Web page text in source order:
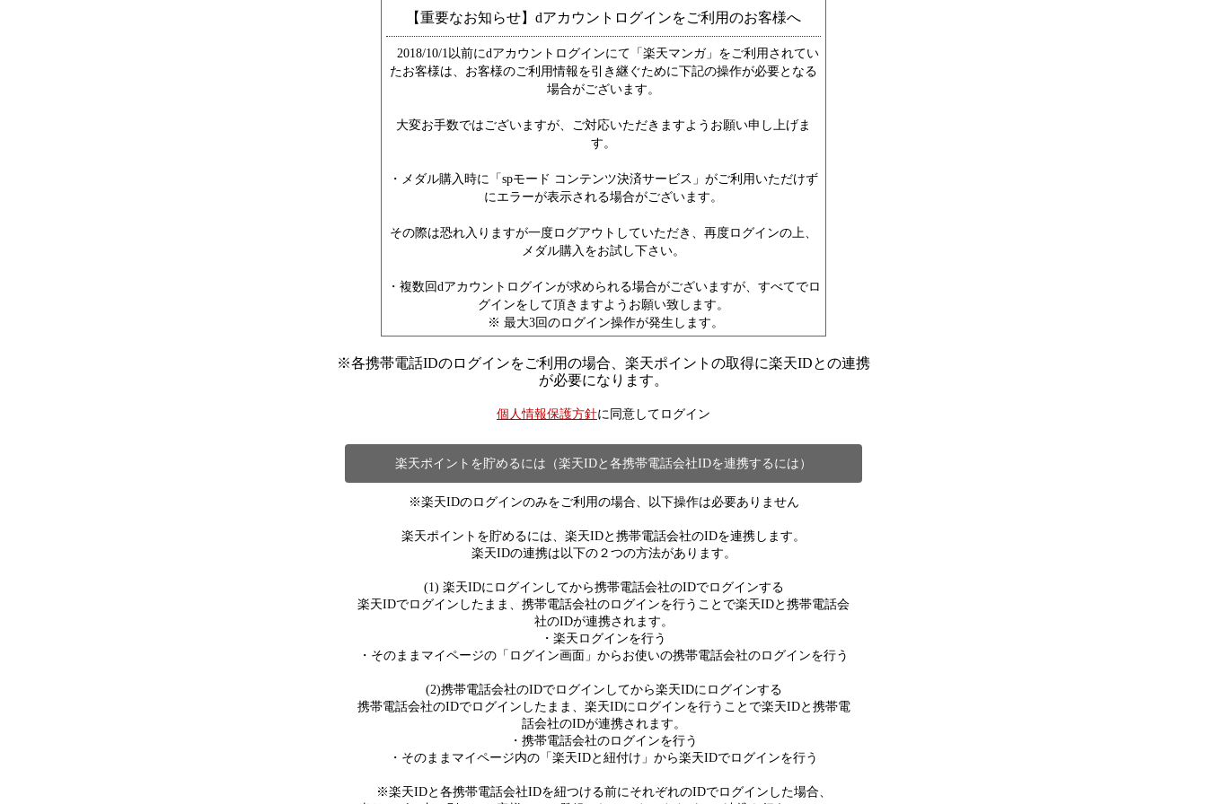
【重要なお知らせ】dアカウントログインをご利用のお客様へ
2018/10/1以前にdアカウントログインにて「楽天マンガ」をご利用されてい
たお客様は、お客様のご利用情報を引き継ぐために下記の操作が必要となる
場合がございます。
大変お手数ではございますが、ご対応いただきますようお願い申し上げま
す。
・メダル購入時に「spモード コンテンツ決済サービス」がご利用いただけず
にエラーが表示される場合がございます。
その際は恐れ入りますが一度ログアウトしていただき、再度ログインの上、
メダル購入をお試し下さい。
・複数回dアカウントログインが求められる場合がございますが、すべてでロ
グインをして頂きますようお願い致します。
※ 最大3回のログイン操作が発生します。
※各携帯電話IDのログインをご利用の場合、楽天ポイントの取得に楽天IDとの連携
が必要になります。
個人情報保護方針に同意してログイン
楽天ポイントを貯めるには（楽天IDと各携帯電話会社IDを連携するには）
※楽天IDのログインのみをご利用の場合、以下操作は必要ありません
楽天ポイントを貯めるには、楽天IDと携帯電話会社のIDを連携します。
楽天IDの連携は以下の２つの方法があります。
(1) 楽天IDにログインしてから携帯電話会社のIDでログインする
楽天IDでログインしたまま、携帯電話会社のログインを行うことで楽天IDと携帯電話会
社のIDが連携されます。
・楽天ログインを行う
・そのままマイページの「ログイン画面」からお使いの携帯電話会社のログインを行う
(2)携帯電話会社のIDでログインしてから楽天IDにログインする
携帯電話会社のIDでログインしたまま、楽天IDにログインを行うことで楽天IDと携帯電
話会社のIDが連携されます。
・携帯電話会社のログインを行う
・そのままマイページ内の「楽天IDと紐付け」から楽天IDでログインを行う
※楽天IDと各携帯電話会社IDを紐つける前にそれぞれのIDでログインした場合、